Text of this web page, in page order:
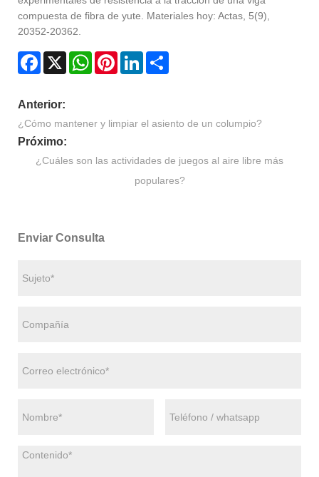
compuesta de fibra de yute. Materiales hoy: Actas, 5(9),
20352-20362.
Facebook
X WhatsAppPinterestLinkedIn
Anterior:
¿Cómo mantener y limpiar el asiento de un columpio?
Próximo:
¿Cuáles son las actividades de juegos al aire libre más
populares?
Enviar Consulta